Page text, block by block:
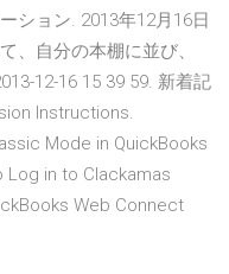
ション. 2013年12月16日
、自分の本棚に並び、
12-16 15 39 59. 新着記
Instructions.
Mode in QuickBooks
Log in to Clackamas
Web Connect